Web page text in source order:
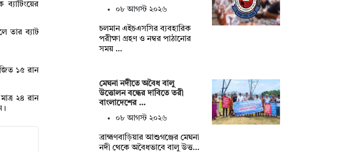
তার ব্যাট
১৫ রান
২৪ রান
০৮ আগস্ট ২০২৬
চলমান এইচএসসির ব্যবহারিক
পরীক্ষা গ্রহণ ও নম্বর পাঠানোর
সময় …
মেঘনা নদীতে অবৈধ বালু
উত্তোলন বন্ধের দাবিতে তরী
বাংলাদেশের …
০৮ আগস্ট ২০২৬
ব্রাহ্মণবাড়িয়ার আশুগঞ্জের মেঘনা
নদী থেকে অবৈধভাবে বালু উত্ত…